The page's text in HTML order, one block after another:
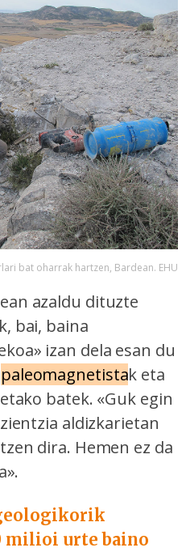
bat oharrak hartzen, Bardean. EHU
azaldu dituzte
bai, baina
izan dela esan du
paleomagnetistak eta
batek. «Guk egin
aldizkarietan
dira. Hemen ez da
milioi urte baino